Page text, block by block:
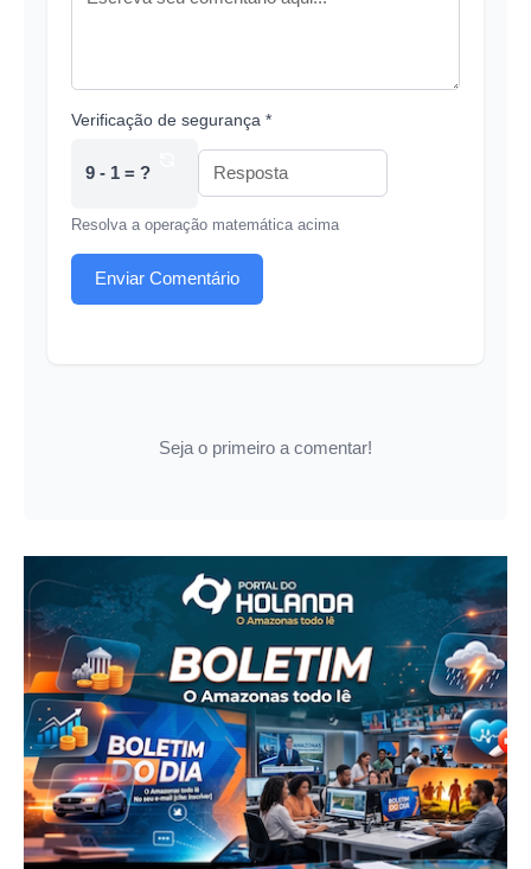
Verificação de segurança *
9 - 1 = ?
Resolva a operação matemática acima
Enviar Comentário
Seja o primeiro a comentar!